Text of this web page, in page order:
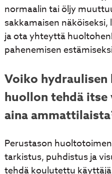
normaalin tai öljy
sakkamaisen
ja ota yhteyttä
pahenemisen
Voiko
huollon tehdä
aina
Perustason
tarkistus, puhdistus ja
tehdä koulutettu